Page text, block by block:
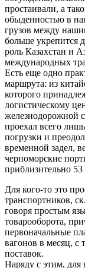
простаивали, а
обыденностью в
грузов между
больше укрепится
роль Казахстан и
международных
Есть еще одно
маршрута: из
которого
логистическому
железнодорожной
проехал всего
погрузки и
временной задел,
черноморские
приблизительно 53
Для кого-то это
транспортников,
говоря простым
товарооборота,
первоначальные
вагонов в месяц, с
поставок.
Наряду с этим,